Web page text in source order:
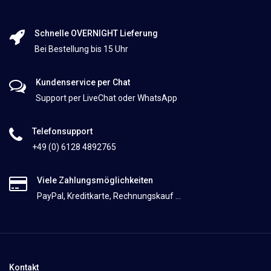
Schnelle OVERNIGHT Lieferung
Bei Bestellung bis 15 Uhr
Kundenservice per Chat
Support per LiveChat oder WhatsApp
Telefonsupport
+49 (0) 6128 4892765
Viele Zahlungsmöglichkeiten
PayPal, Kreditkarte, Rechnungskauf ...
Kontakt